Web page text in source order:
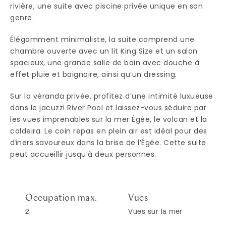
rivière, une suite avec piscine privée unique en son
genre.
Élégamment minimaliste, la suite comprend une
chambre ouverte avec un lit King Size et un salon
spacieux, une grande salle de bain avec douche à
effet pluie et baignoire, ainsi qu’un dressing.
Sur la véranda privée, profitez d’une intimité luxueuse
dans le jacuzzi River Pool et laissez-vous séduire par
les vues imprenables sur la mer Égée, le volcan et la
caldeira. Le coin repas en plein air est idéal pour des
dîners savoureux dans la brise de l’Égée. Cette suite
peut accueillir jusqu’à deux personnes.
Occupation max.
2
Vues
Vues sur la mer